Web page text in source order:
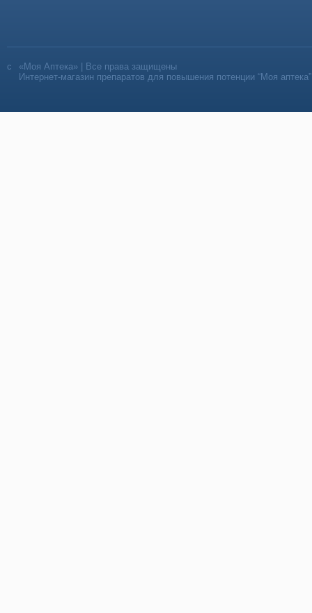
«Моя Аптека» | Все права защищены
Интернет-магазин препаратов для повышения потенции “Моя